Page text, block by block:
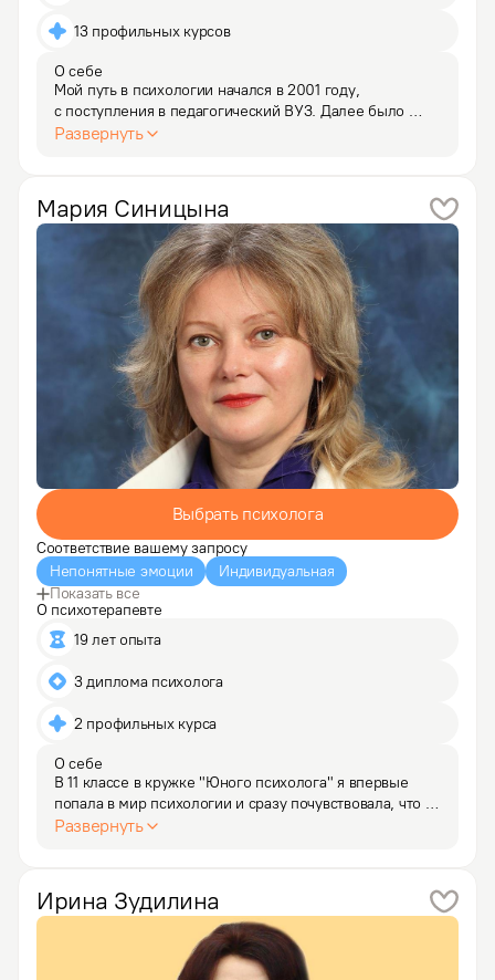
13 профильных курсов
О себе
Мой путь в психологии начался в 2001 году,
с поступления в педагогический ВУЗ. Далее было
обучение Гештальт-терапии, работа психологом
Развернуть
Мария Синицына
Выбрать психолога
Соответствие вашему запросу
Непонятные эмоции
Индивидуальная
Показать все
О психотерапевте
19 лет опыта
3 диплома психолога
2 профильных курса
О себе
В 11 классе в кружке "Юного психолога" я впервые
попала в мир психологии и сразу почувствовала, что
это - призвание.
Развернуть
Ирина Зудилина